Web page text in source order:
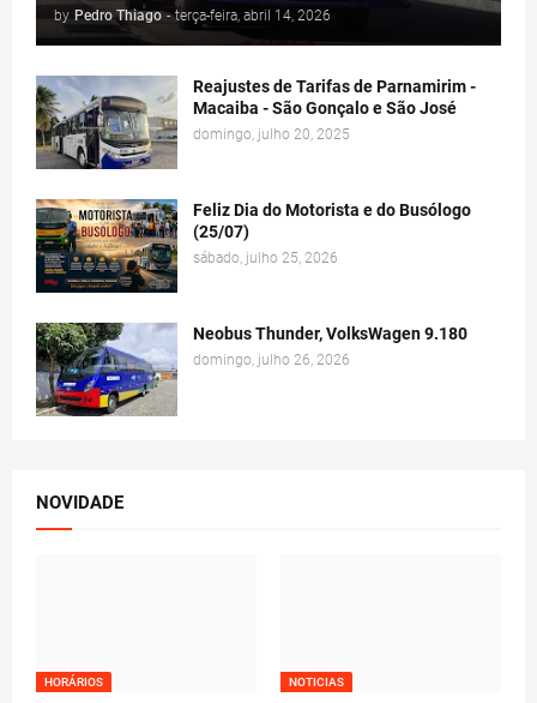
by Pedro Thiago - terça-feira, abril 14, 2026
Reajustes de Tarifas de Parnamirim -
Macaiba - São Gonçalo e São José
domingo, julho 20, 2025
Feliz Dia do Motorista e do Busólogo
(25/07)
sábado, julho 25, 2026
Neobus Thunder, VolksWagen 9.180
domingo, julho 26, 2026
NOVIDADE
HORÁRIOS NOTICIAS